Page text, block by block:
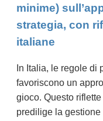
minime)
strategia, con
italiane
In Italia, le regole di
favoriscono un
gioco. Questo
predilige la